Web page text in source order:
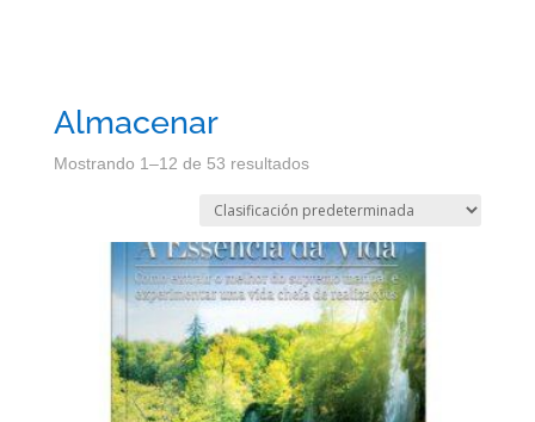
Almacenar
Mostrando 1–12 de 53 resultados